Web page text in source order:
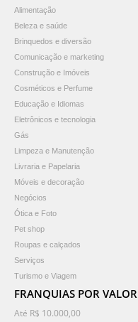
Alimentação
Beleza e saúde
Brinquedos e diversão
Comunicação e marketing
Construção e Imóveis
Cosméticos e Perfume
Educação e Idiomas
Eletrônicos e tecnologia
Gás
Limpeza e Manutenção
Livraria e Papelaria
Móveis e decoração
Negócios
Ótica e Foto
Pet shop
Roupas e calçados
Serviços
Turismo e Viagem
FRANQUIAS POR VALOR
Até R$ 10.000,00